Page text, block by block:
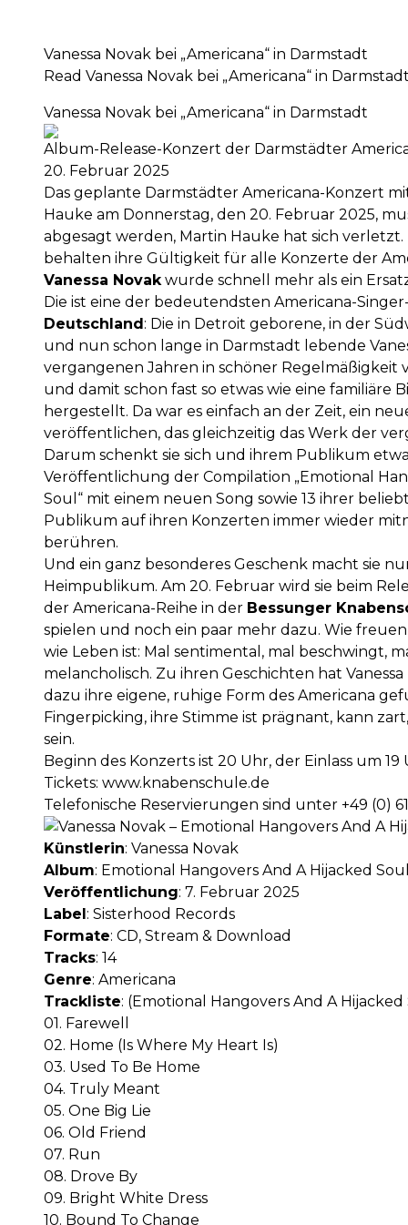
Vanessa Novak bei „Americana“ in Darmstadt
Read Vanessa Novak bei „Americana“ in
Vanessa Novak bei „Americana“ in Darmstadt
Album-Release-Konzert der Darmstädter
20. Februar 2025
Das geplante Darmstädter Americana-Konzert
Hauke am Donnerstag, den 20. Februar 2025,
abgesagt werden, Martin Hauke hat sich
behalten ihre Gültigkeit für alle Konzerte der
Vanessa Novakwurde schnell mehr als ein
Die ist eine der bedeutendsten Americana-
Deutschland: Die in Detroit geborene, in der
und nun schon lange in Darmstadt lebende
vergangenen Jahren in schöner Regelmäßigkeit
und damit schon fast so etwas wie eine familiäre
hergestellt. Da war es einfach an der Zeit, ein
veröffentlichen, das gleichzeitig das Werk der
Darum schenkt sie sich und ihrem Publikum
Veröffentlichung der Compilation „Emotional
Soul“ mit einem neuen Song sowie 13 ihrer
Publikum auf ihren Konzerten immer wieder
berühren.
Und ein ganz besonderes Geschenk macht sie
Heimpublikum. Am 20. Februar wird sie beim
der Americana-Reihe in der Bessunger
spielen und noch ein paar mehr dazu. Wie
wie Leben ist: Mal sentimental, mal beschwingt,
melancholisch. Zu ihren Geschichten hat
dazu ihre eigene, ruhige Form des Americana
Fingerpicking, ihre Stimme ist prägnant, kann
sein.
Beginn des Konzerts ist 20 Uhr, der Einlass um 19
Tickets: www.knabenschule.de
Telefonische Reservierungen sind unter +49 (0)
Künstlerin: Vanessa Novak
Album: Emotional Hangovers And A Hijacked
Veröffentlichung: 7. Februar 2025
Label: Sisterhood Records
Formate: CD, Stream & Download
Tracks: 14
Genre: Americana
Trackliste: (Emotional Hangovers And A Hijacked
01. Farewell
02. Home (Is Where My Heart Is)
03. Used To Be Home
04. Truly Meant
05. One Big Lie
06. Old Friend
07. Run
08. Drove By
09. Bright White Dress
10. Bound To Change